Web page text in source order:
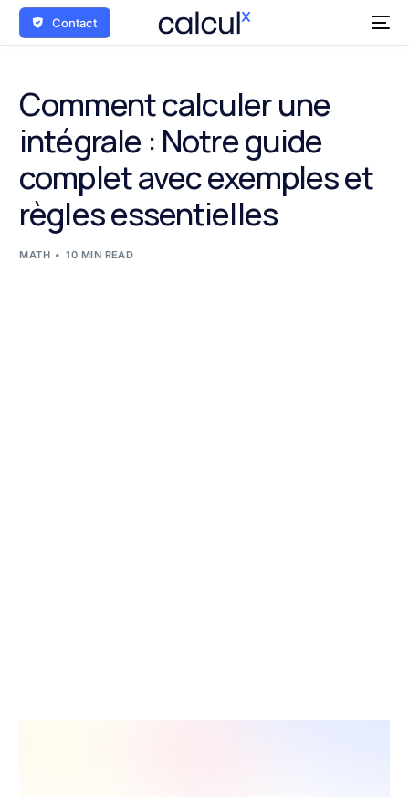
Contact
Comment calculer une
intégrale : Notre guide
complet avec exemples et
règles essentielles
MATH 10 MIN READ